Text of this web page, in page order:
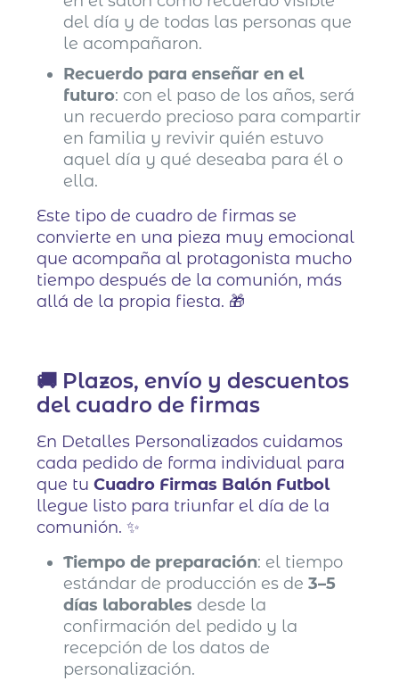
del día y de todas las personas que
le acompañaron.
Recuerdo para enseñar en el
futuro: con el paso de los años, será
un recuerdo precioso para compartir
en familia y revivir quién estuvo
aquel día y qué deseaba para él o
ella.
Este tipo de cuadro de firmas se
convierte en una pieza muy emocional
que acompaña al protagonista mucho
tiempo después de la comunión, más
allá de la propia fiesta. 🎁
🚚 Plazos, envío y descuentos
del cuadro de firmas
En Detalles Personalizados cuidamos
cada pedido de forma individual para
que tuCuadro Firmas Balón Futbol
llegue listo para triunfar el día de la
comunión. ✨
Tiempo de preparación: el tiempo
estándar de producción es de3–5
días laborables desde la
confirmación del pedido y la
recepción de los datos de
personalización.